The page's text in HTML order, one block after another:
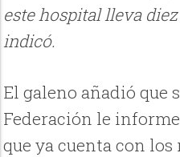
este hospital lleva diez
indicó.
El galeno añadió que
Federación le
que ya cuenta con